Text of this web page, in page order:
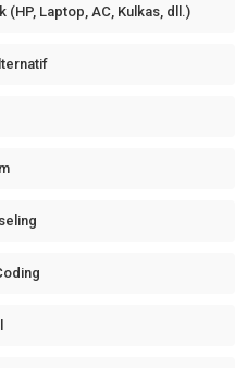
Laptop, AC, Kulkas, dll.)